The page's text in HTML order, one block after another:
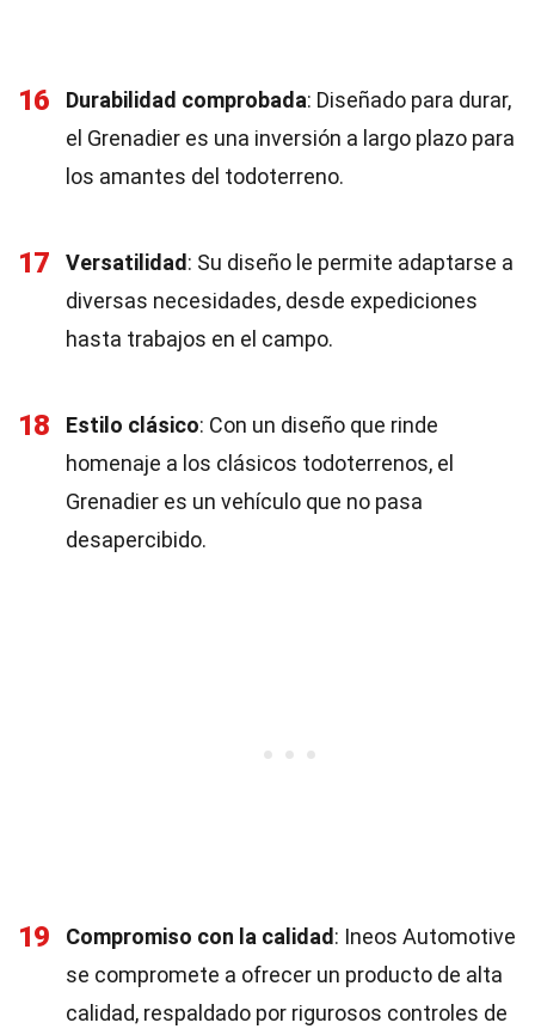
16 Durabilidad comprobada: Diseñado para durar,
el Grenadier es una inversión a largo plazo para
los amantes del todoterreno.
17 Versatilidad : Su diseño le permite adaptarse a
diversas necesidades, desde expediciones
hasta trabajos en el campo.
18 Estilo clásico: Con un diseño que rinde
homenaje a los clásicos todoterrenos, el
Grenadier es un vehículo que no pasa
desapercibido.
19 Compromiso con la calidad : Ineos Automotive
se compromete a ofrecer un producto de alta
calidad, respaldado por rigurosos controles de